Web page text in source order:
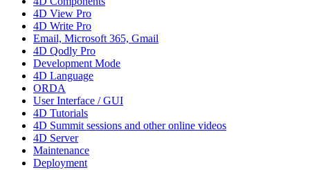
4D View Pro
4D Write Pro
Email, Microsoft 365, Gmail
4D Qodly Pro
Development Mode
4D Language
ORDA
User Interface / GUI
4D Tutorials
4D Summit sessions and other online videos
4D Server
Maintenance
Deployment